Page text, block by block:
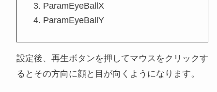
ParamEyeBallX
ParamEyeBallY
設定後、再生ボタンを押してマウスをクリックす
るとその方向に顔と目が向くようになります。